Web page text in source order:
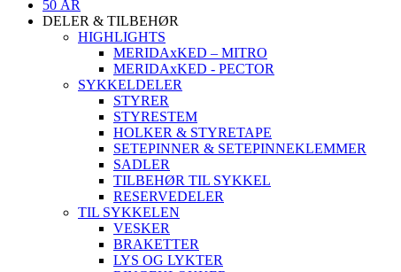
50 ÅR
DELER & TILBEHØR
HIGHLIGHTS
MERIDAxKED – MITRO
MERIDAxKED - PECTOR
SYKKELDELER
STYRER
STYRESTEM
HOLKER & STYRETAPE
SETEPINNER & SETEPINNEKLEMMER
SADLER
TILBEHØR TIL SYKKEL
RESERVEDELER
TIL SYKKELEN
VESKER
BRAKETTER
LYS OG LYKTER